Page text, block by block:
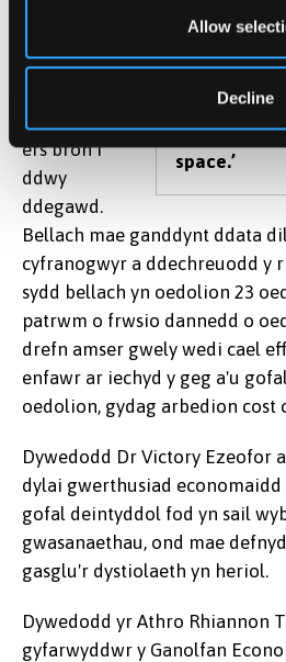
Allow
Decline
Dr Dwayne
‘Economic
dentistry,
analysis to
space.’
casglu data
rhaglen
ers bron i
ddwy
ddegawd.
Bellach mae ganddynt ddata
cyfranogwyr a ddechreuodd y
sydd bellach yn oedolion 23
patrwm o frwsio dannedd o
drefn amser gwely wedi cael
enfawr ar iechyd y geg a'u
oedolion, gydag arbedion cost
Dywedodd Dr Victory Ezeofor
dylai gwerthusiad
gofal deintyddol fod yn sail
gwasanaethau, ond mae
gasglu'r dystiolaeth yn heriol.
Dywedodd yr Athro Rhiannon
gyfarwyddwr y Ganolfan